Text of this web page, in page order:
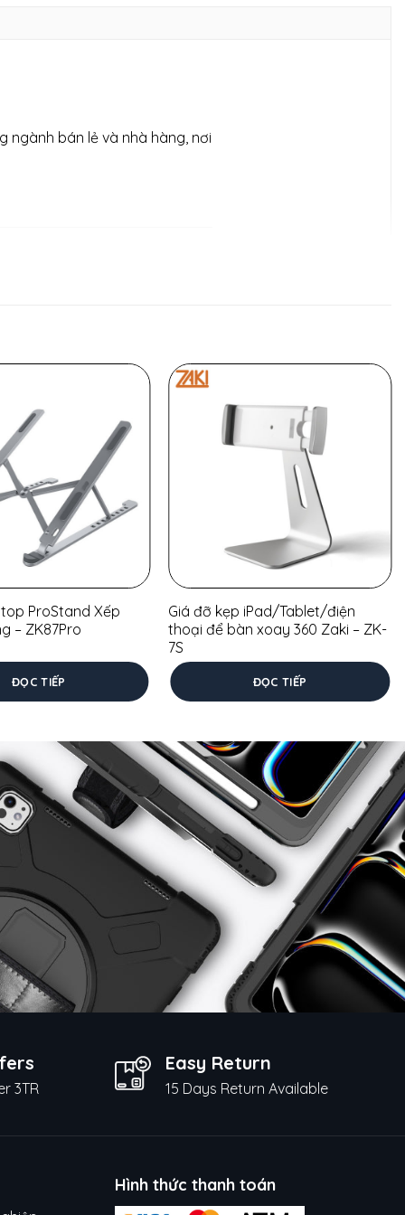
ngành bán lẻ và nhà hàng, nơi
cả nhân viên lẫn khách hàng đều cần nhìn vào màn
ProStand Xếp
– ZK87Pro
ĐỌC TIẾP
Giá đỡ kẹp iPad/Tablet/điện
thoại để bàn xoay 360 Zaki – ZK-
7S
ĐỌC TIẾP
3TR
Easy Return
15 Days Return Available
Hình thức thanh toán